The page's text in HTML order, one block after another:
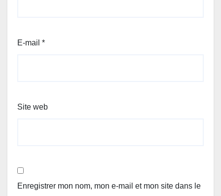
E-mail *
Site web
Enregistrer mon nom, mon e-mail et mon site dans le